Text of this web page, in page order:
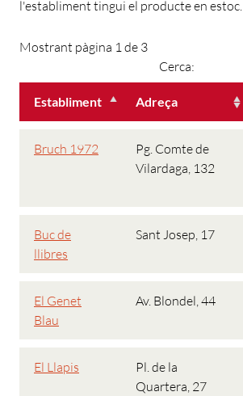
l'establiment tingui el producte en estoc.
Mostrant pàgina 1 de 3
Cerca:
Establiment Adreça
Bruch 1972
Pg. Comte de
Vilardaga, 132
Buc de
llibres
Sant Josep, 17
El Genet
Blau
Av. Blondel, 44
El Llapis
Pl. de la
Quartera, 27